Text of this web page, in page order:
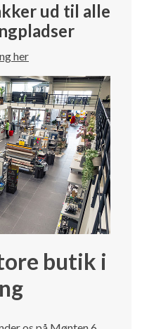
ud til alle
her
butik i